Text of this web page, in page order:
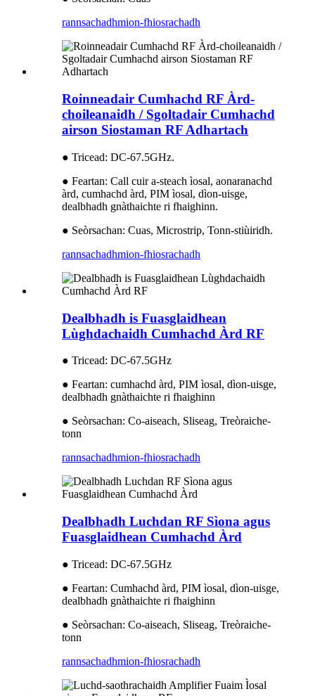
rannsachadhmion-fhiosrachadh
Roinneadair Cumhachd RF Àrd-
choileanaidh / Sgoltadair Cumhachd
airson Siostaman RF Adhartach
● Tricead: DC-67.5GHz.
● Feartan: Call cuir a-steach ìosal, aonaranachd
àrd, cumhachd àrd, PIM ìosal, dìon-uisge,
dealbhadh gnàthaichte ri fhaighinn.
● Seòrsachan: Cuas, Microstrip, Tonn-stiùiridh.
rannsachadhmion-fhiosrachadh
Dealbhadh is Fuasglaidhean
Lùghdachaidh Cumhachd Àrd RF
● Tricead: DC-67.5GHz
● Feartan: cumhachd àrd, PIM ìosal, dìon-uisge,
dealbhadh gnàthaichte ri fhaighinn
● Seòrsachan: Co-aiseach, Sliseag, Treòraiche-
tonn
rannsachadhmion-fhiosrachadh
Dealbhadh Luchdan RF Sìona agus
Fuasglaidhean Cumhachd Àrd
● Tricead: DC-67.5GHz
● Feartan: Cumhachd àrd, PIM ìosal, dìon-uisge,
dealbhadh gnàthaichte ri fhaighinn
● Seòrsachan: Co-aiseach, Sliseag, Treòraiche-
tonn
rannsachadhmion-fhiosrachadh